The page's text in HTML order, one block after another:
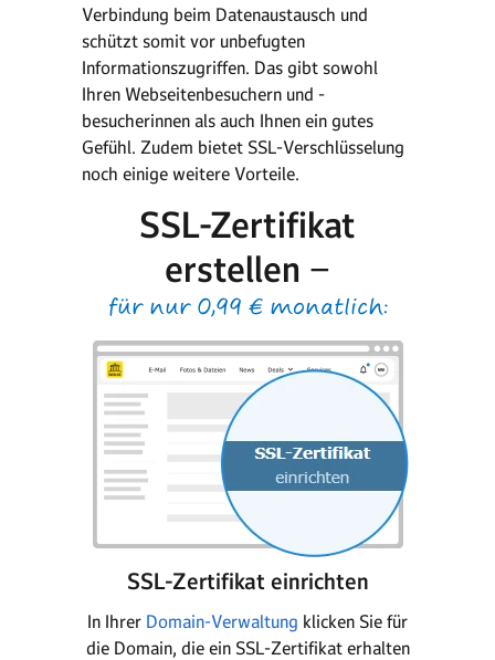
Verbindung beim Datenaustausch und
schützt somit vor unbefugten
Informationszugriffen. Das gibt sowohl
Ihren Webseitenbesuchern und -
besucherinnen als auch Ihnen ein gutes
Gefühl. Zudem bietet SSL-Verschlüsselung
noch einige weitere Vorteile.
SSL-Zertifikat
erstellen −
für nur 0,99 € monatlich:
SSL-Zertifikat einrichten
In Ihrer Domain-Verwaltung klicken Sie für
die Domain, die ein SSL-Zertifikat erhalten